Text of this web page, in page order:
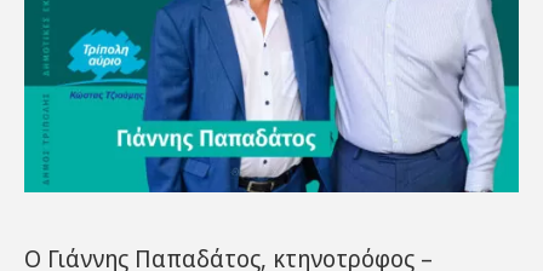
Ο Γιάννης Παπαδάτος, κτηνοτρόφος –